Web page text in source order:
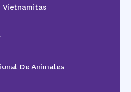
Vietnamitas
De Animales